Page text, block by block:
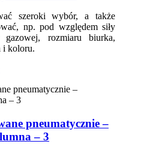
szeroki wybór, a także
np. pod względem siły
gazowej, rozmiaru biurka,
i koloru.
pneumatycznie –
– 3